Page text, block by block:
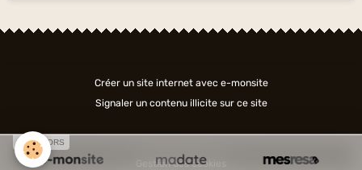
Créer un site internet avec e-monsite
Signaler un contenu illicite sur ce site
Gestion des cookies
SPONSORS